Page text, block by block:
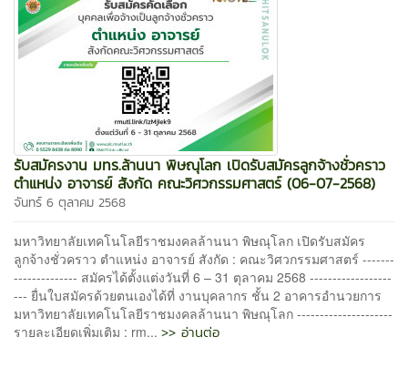
รับสมัครงาน มทร.ล้านนา พิษณุโลก เปิดรับสมัครลูกจ้างชั่วคราว
ตำแหน่ง อาจารย์ สังกัด คณะวิศวกรรมศาสตร์ (06-07-2568)
จันทร์ 6 ตุลาคม 2568
มหาวิทยาลัยเทคโนโลยีราชมงคลล้านนา พิษณุโลก เปิดรับสมัคร
ลูกจ้างชั่วคราว ตำแหน่ง อาจารย์ สังกัด : คณะวิศวกรรมศาสตร์ -------
-------------- สมัครได้ตั้งแต่งวันที่ 6 – 31 ตุลาคม 2568 ------------------
--- ยื่นใบสมัครด้วยตนเองได้ที่ งานบุคลากร ชั้น 2 อาคารอำนวยการ
มหาวิทยาลัยเทคโนโลยีราชมงคลล้านนา พิษณุโลก ---------------------
รายละเอียดเพิ่มเติม : rm... >> อ่านต่อ